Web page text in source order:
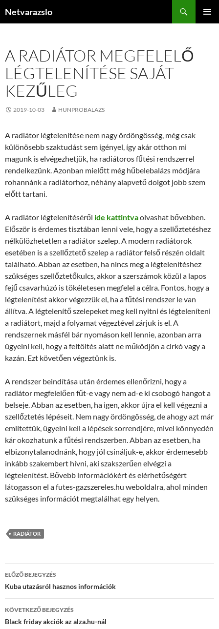
Netvarazslo
A RADIÁTOR MEGFELELŐ
LÉGTELENÍTÉSE SAJÁT
KEZŰLEG
2019-10-03 HUNPROBALAZS
A radiátor légtelenítése nem nagy ördöngösség, még csak
különösebb szaktudást sem igényel, így akár otthon mi
magunk is elvégezhetjük, ha radiátoros fűtési rendszerrel
rendelkezünk. Azonban mielőtt még hűbelebalázs módjára
rohannánk a radiátorhoz, néhány alapvető dolgot jobb szem
előtt tartani.
A radiátor légtelenítéséről ide kattintvaolvashat bővebben.
Először is érdemes tisztában lenni vele, hogy a szellőztetéshez
nélkülözhetetlen a radiátor szelep. A modern radiátorok
esetében is a szellőztető szelep a radiátor felső részén oldalt
található. Abban az esetben, ha nincs meg a légtelenítéshez
szükséges szellőztetőkulcs, akkor a szerszámok közül a lapos
fejű csavarhúzó is tökéletesen megfelel a célra. Fontos, hogy a
légtelenítést akkor végezzük el, ha a fűtési rendszer le van
állítva. A légtelenítő szelepeket meg kell nyitni és légteleníteni
a radiátort, majd a folyamat végeztével zárjuk is el. A
rendszernek másfél bár nyomáson kell lennie, azonban arra
ügyelni kell, hogy a feltöltés alatt ne működjön a cirkó vagy a
kazán. Ezt követően végeztünk is.
A rendszer beindítása után érdemes ellenőrizni, hogy a
radiátor megfelelően fűt-e vagy nem ad-e ki csobogó hangot a
belseje. Abban az esetben, ha igen, akkor újra el kell végezni a
szellőztetés lépéseit. Nem nagy ördöngösség, de ahogy azt már
említettük, ügyelni kell a lépések sorrendjére, mivel könnyedén
kár okozhatunk a fűtési rendszerben. Abban az esetben, ha
elbizonytalanodnánk, hogy jól csináljuk-e, akkor érdemesebb
inkább szakembert hívni, aki szakszerűen elvégzi a
légtelenítést. Bővebb információkért és elérhetőségért
látogasson el a futes-gazszereles.hu weboldalra, ahol minden
szükséges információt megtalálhat egy helyen.
RADIÁTOR
Bejegyzés
navigáció
ELŐZŐ BEJEGYZÉS
Kuba utazásról hasznos információk
KÖVETKEZŐ BEJEGYZÉS
Black friday akciók az alza.hu-nál